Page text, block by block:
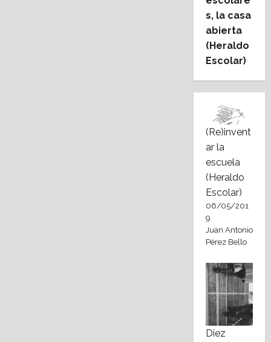
s, la casa
abierta
(Heraldo
Escolar)
(Re)invent
ar la
escuela
(Heraldo
Escolar)
06/05/201
9
Juan Antonio
Pérez Bello
Diez